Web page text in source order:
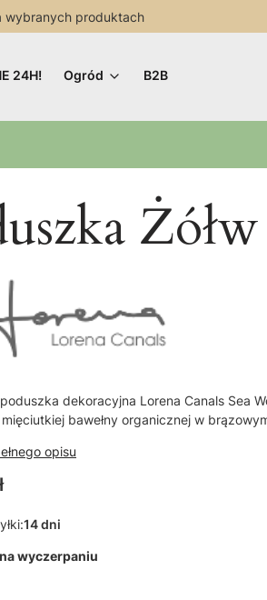
wybranych produktach
24H! Ogród B2B
Żółw
dekoracyjna Lorena Canals Sea
bawełny organicznej w
opisu
14 dni
na wyczerpaniu